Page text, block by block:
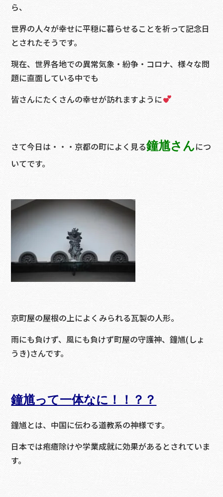
ら、
世界の人々が幸せに平穏に暮らせることを祈って記念日
とされたそうです。
現在、世界各地での異常気象・紛争・コロナ、様々な問
題に直面している中でも
皆さんにたくさんの幸せが訪れますように
さて今日は・・・京都の町によく見る鐘馗さんにつ
いてです。
京町屋の屋根の上によくみられる瓦製の人形。
雨にも負けず、風にも負けず町屋の守護神、鐘馗(しょ
うき)さんです。
鐘馗って一体なに！！？？
鐘馗とは、中国に伝わる道教系の神様です。
日本では疱瘡除けや学業成就に効果があるとされていま
す。